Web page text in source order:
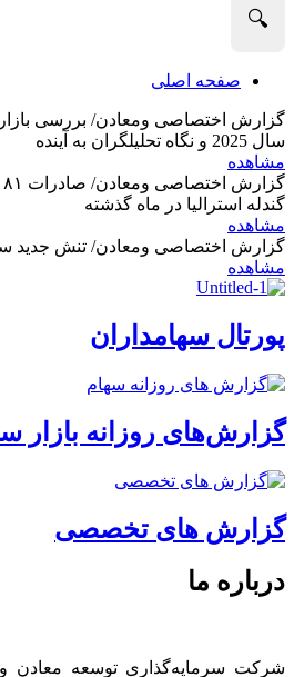
🔍
صفحه اصلی
گزارش اختصاصی ومعادن/ بررسی
سال 2025 و نگاه تحلیلگران به آینده
مشاهده
گندله استرالیا در ماه گذشته
مشاهده
گزارش اختصاصی ومعادن/ تنش جدید
مشاهده
پورتال سهامداران
گزارش‌های روزانه بازار
گزارش های تخصصی
درباره ما
شرکت سرمایه‌گذاری توسعه معادن